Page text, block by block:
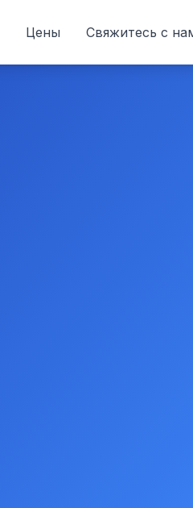
Цены Свяжитесь с